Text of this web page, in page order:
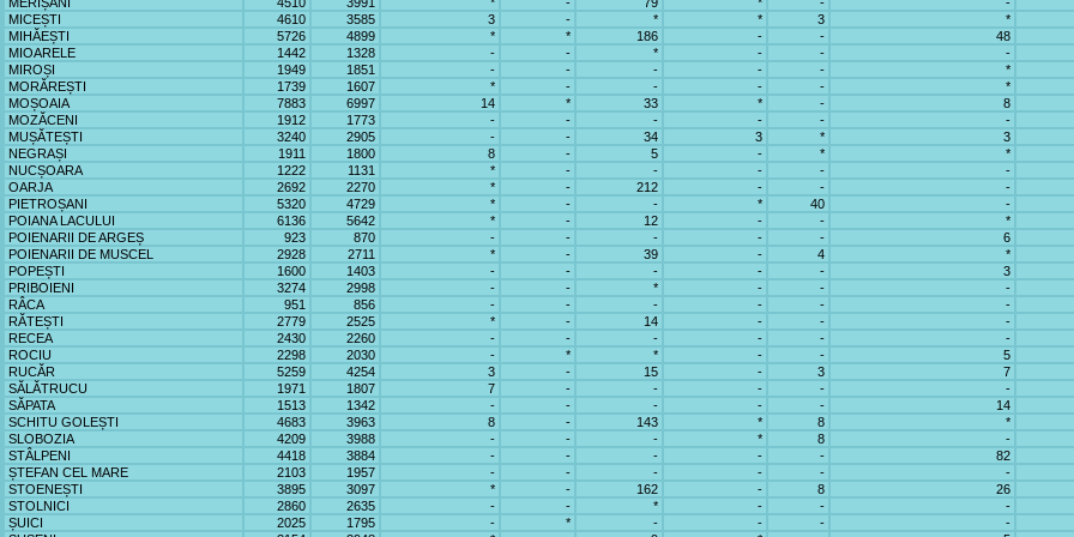
MICEȘTI
4610 3585 3 - * * 3
*
MIHĂEȘTI
5726 4899 * * 186 - -
48
MIOARELE
1442 1328 - - * - -
-
MIROȘI
1949 1851 - - - - -
*
MORĂREȘTI
1739 1607 * - - - -
*
MOȘOAIA
7883 6997 14 * 33 * -
8
MOZĂCENI
1912 1773 - - - - -
-
MUȘĂTEȘTI
3240 2905 - - 34 3 *
3
NEGRAȘI
1911 1800 8 - 5 - *
*
NUCȘOARA
1222 1131 * - - - -
-
OARJA
2692 2270 * - 212 - -
-
PIETROȘANI
5320 4729 * - - * 40
-
POIANA LACULUI
6136 5642 * - 12 - -
*
POIENARII DE ARGEȘ
923 870 - - - - -
6
POIENARII DE MUSCEL
2928 2711 * - 39 - 4
*
POPEȘTI
1600 1403 - - - - -
3
PRIBOIENI
3274 2998 - - * - -
-
RÂCA
951 856 - - - - -
-
RĂTEȘTI
2779 2525 * - 14 - -
-
RECEA
2430 2260 - - - - -
-
ROCIU
2298 2030 - * * - -
5
RUCĂR
5259 4254 3 - 15 - 3
7
SĂLĂTRUCU
1971 1807 7 - - - -
-
SĂPATA
1513 1342 - - - - -
14
SCHITU GOLEȘTI
4683 3963 8 - 143 * 8
*
SLOBOZIA
4209 3988 - - - * 8
-
STÂLPENI
4418 3884 - - - - -
82
ȘTEFAN CEL MARE
2103 1957 - - - - -
-
STOENEȘTI
3895 3097 * - 162 - 8
26
STOLNICI
2860 2635 - - * - -
-
ȘUICI
2025 1795 - * - - -
-